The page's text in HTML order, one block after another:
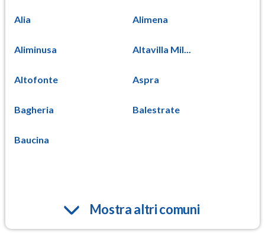
Alia Alimena
Aliminusa Altavilla Mil...
Altofonte Aspra
Bagheria Balestrate
Baucina
Mostra altri comuni